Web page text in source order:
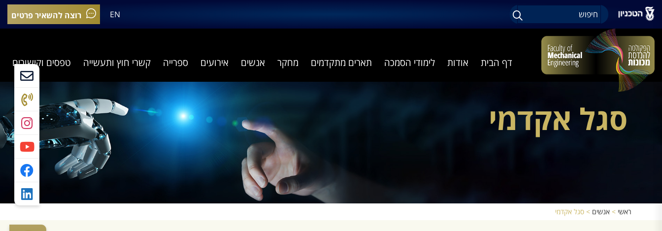
EN רוצה להשאיר פרטים
דף הבית אודות לימודי הסמכה תארים מתקדמים מחקר אנשים אירועים ספרייה קשרי חוץ ותעשייה טפסים וקישורים
סגל אקדמי
ראשי > אנשים > סגל אקדמי